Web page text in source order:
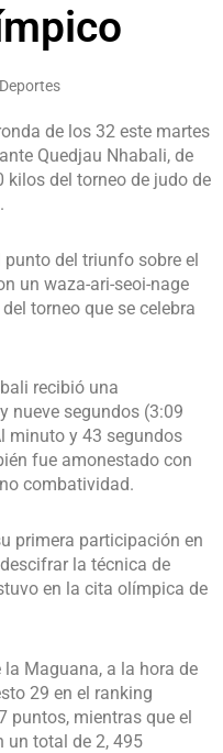
de los 32 este martes
Quedjau Nhabali, de
kilos del torneo de judo de
del triunfo sobre el
un waza-ari-seoi-nage
torneo que se celebra
recibió una
nueve segundos (3:09
minuto y 43 segundos
fue amonestado con
combatividad.
primera participación en
la técnica de
en la cita olímpica de
Maguana, a la hora de
29 en el ranking
puntos, mientras que el
un total de 2, 495